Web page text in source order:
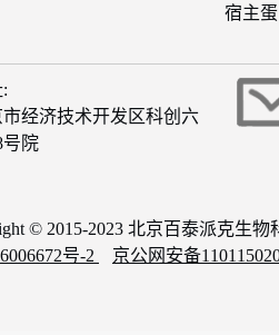
宿主
经济技术开发区科创六
号院
© 2015-2023 北京百泰派克生
号-2
京公网安备